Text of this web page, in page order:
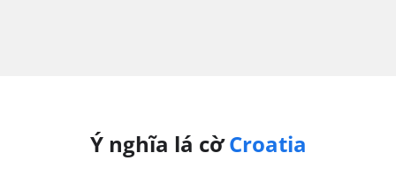
Ý nghĩa lá cờCroatia